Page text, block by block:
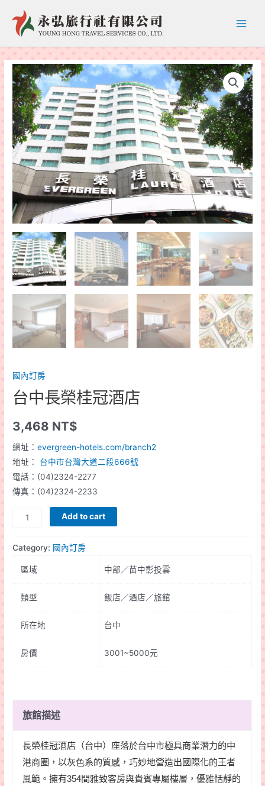
國內訂房
台中長榮桂冠酒店
3,468 NT$
網址：evergreen-hotels.com/branch2
地址：
台中市台灣大道二段666號
電話：(04)2324-2277
傳真：(04)2324-2233
長
quantity
Add to cart
Category: 國內訂房
區域 中部／苗中彰投雲
類型 飯店／酒店／旅館
所在地 台中
房價 3001~5000元
旅館描述
長榮桂冠酒店（台中）座落於台中市極具商業潛力的中
港商圈，以灰色系的質感，巧妙地營造出國際化的王者
風範。擁有354間雅致客房與貴賓專屬樓層，優雅恬靜的